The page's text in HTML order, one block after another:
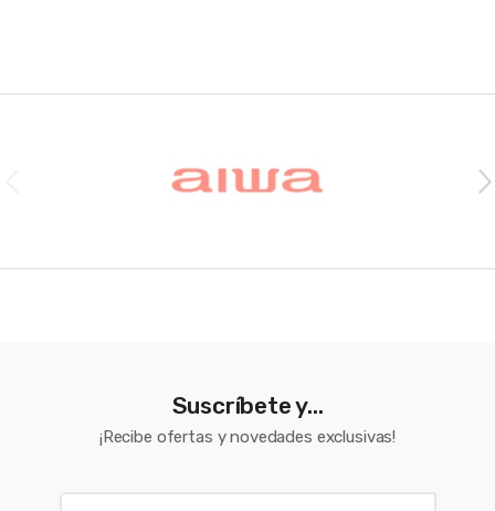
Suscríbete y...
¡Recibe ofertas y novedades exclusivas!